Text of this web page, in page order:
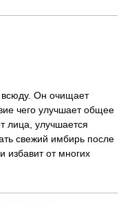
всюду. Он очищает
чего улучшает общее
лица, улучшается
свежий имбирь после
избавит от многих